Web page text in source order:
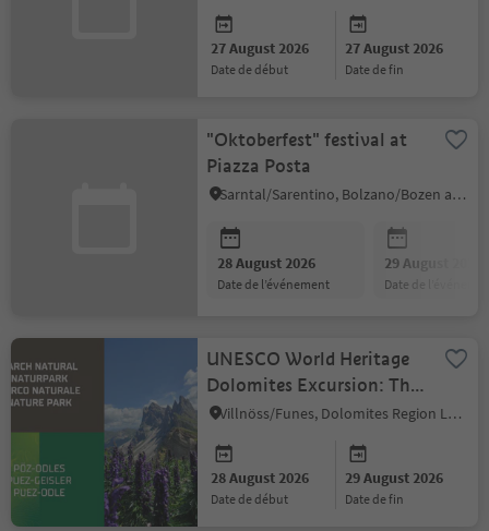
27 August 2026
date de début
27 August 2026
date de fin
"Oktoberfest" festival at
Piazza Posta
Sarntal/Sarentino, Bolzano/Bozen and environs
28 August 2026
date de l’événement
29 August 2026
date de
UNESCO World Heritage
Dolomites Excursion: The
Formation of the
Villnöss/Funes, Dolomites Region Lüsen Villnöss
28 August 2026
date de début
29 August 2026
date de fin